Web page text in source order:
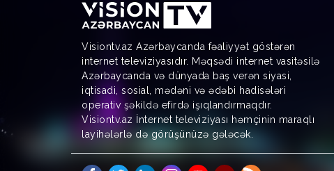
Visiontv.az Azərbaycanda fəaliyyət göstərən
internet televiziyasıdır. Məqsədi internet vasitəsilə
Azərbaycanda və dünyada baş verən siyasi,
iqtisadi, sosial, mədəni və ədəbi hadisələri
operativ şəkildə efirdə işıqlandırmaqdır.
Visiontv.az İnternet televiziyası həmçinin maraqlı
layihələrlə də görüşünüzə gələcək.